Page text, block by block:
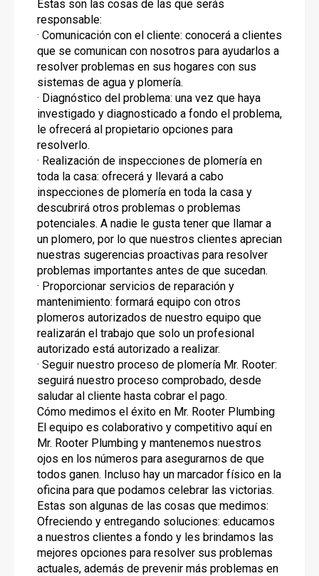
Estas son las cosas de las que serás
responsable:
· Comunicación con el cliente: conocerá a clientes
que se comunican con nosotros para ayudarlos a
resolver problemas en sus hogares con sus
sistemas de agua y plomería.
· Diagnóstico del problema: una vez que haya
investigado y diagnosticado a fondo el problema,
le ofrecerá al propietario opciones para
resolverlo.
· Realización de inspecciones de plomería en
toda la casa: ofrecerá y llevará a cabo
inspecciones de plomería en toda la casa y
descubrirá otros problemas o problemas
potenciales. A nadie le gusta tener que llamar a
un plomero, por lo que nuestros clientes aprecian
nuestras sugerencias proactivas para resolver
problemas importantes antes de que sucedan.
· Proporcionar servicios de reparación y
mantenimiento: formará equipo con otros
plomeros autorizados de nuestro equipo que
realizarán el trabajo que solo un profesional
autorizado está autorizado a realizar.
· Seguir nuestro proceso de plomería Mr. Rooter:
seguirá nuestro proceso comprobado, desde
saludar al cliente hasta cobrar el pago.
Cómo medimos el éxito en Mr. Rooter Plumbing
El equipo es colaborativo y competitivo aquí en
Mr. Rooter Plumbing y mantenemos nuestros
ojos en los números para asegurarnos de que
todos ganen. Incluso hay un marcador físico en la
oficina para que podamos celebrar las victorias.
Estas son algunas de las cosas que medimos:
Ofreciendo y entregando soluciones: educamos
a nuestros clientes a fondo y les brindamos las
mejores opciones para resolver sus problemas
actuales, además de prevenir más problemas en